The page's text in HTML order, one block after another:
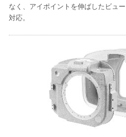
なく、アイポイントを伸ばしたビュ
対応。